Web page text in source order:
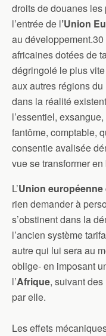
droits de douanes
l’entrée de l’Union
au
africaines dotées de
dégringolé le plus
aux autres régions
dans la réalité
l’essentiel,
fantôme, comptable,
consentie avalisée
vue se transformer
L’Union européenne
rien demander à
s’obstinent dans la
l’ancien système
autre qui lui sera au
oblige- en imposant
l’Afrique, suivant
par elle.
Les effets